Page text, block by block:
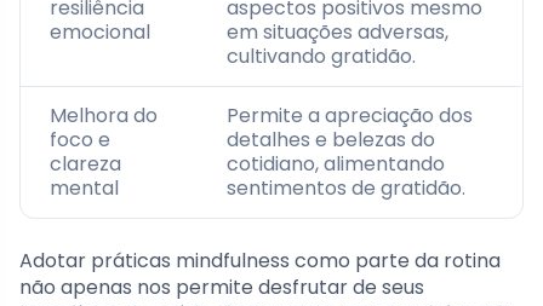
resiliência
emocional
aspectos positivos mesmo
em situações adversas,
cultivando gratidão.
Melhora do
foco e
clareza
mental
Permite a apreciação dos
detalhes e belezas do
cotidiano, alimentando
sentimentos de gratidão.
Adotar práticas mindfulness como parte da rotina
não apenas nos permite desfrutar de seus